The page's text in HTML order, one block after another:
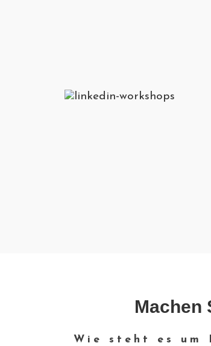
Machen
Wie steht es um